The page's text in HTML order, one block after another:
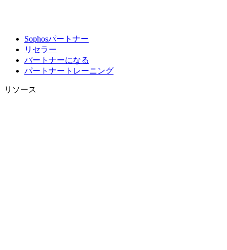
Sophosパートナー
リセラー
パートナーになる
パートナートレーニング
リソース